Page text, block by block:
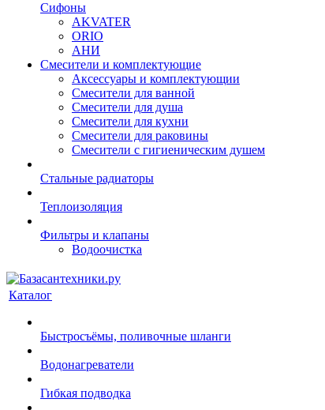
Сифоны
AKVATER
ORIO
АНИ
Смесители и комплектующие
Аксессуары и комплектующии
Смесители для ванной
Смесители для душа
Смесители для кухни
Смесители для раковины
Смесители с гигиеническим душем
Стальные радиаторы
Теплоизоляция
Фильтры и клапаны
Водоочистка
Каталог
Быстросъёмы, поливочные шланги
Водонагреватели
Гибкая подводка